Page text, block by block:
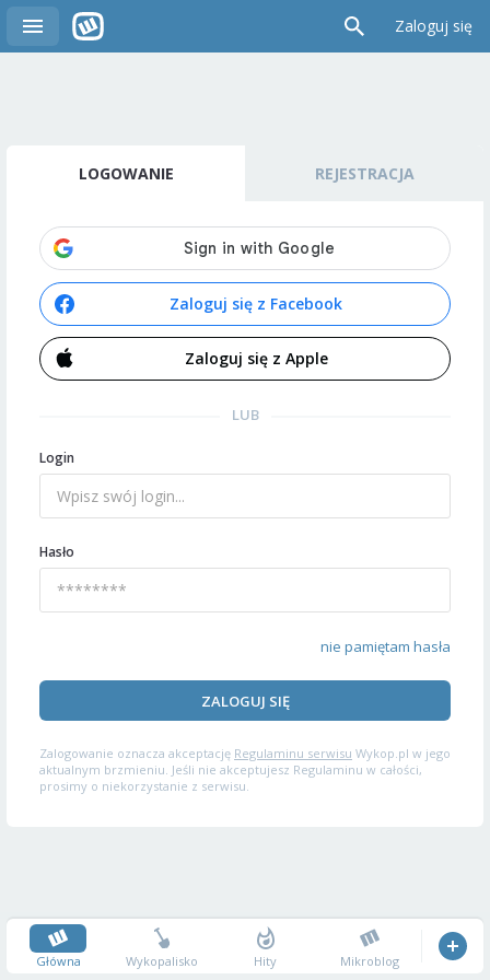
Zaloguj się
LOGOWANIE REJESTRACJA
Zaloguj się z Facebook
Zaloguj się z Apple
LUB
Login
Hasło
nie pamiętam hasła
ZALOGUJ SIĘ
Zalogowanie oznacza akceptację Regulaminu serwisu Wykop.pl w jego
aktualnym brzmieniu. Jeśli nie akceptujesz Regulaminu w całości,
prosimy o niekorzystanie z serwisu.
Główna Wykopalisko Hity Mikroblog